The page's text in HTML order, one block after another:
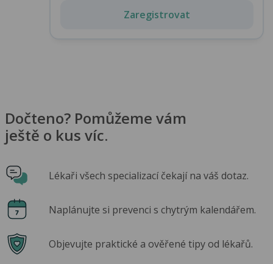
Zaregistrovat
Dočteno? Pomůžeme vám
ještě o kus víc.
Lékaři všech specializací čekají na váš dotaz.
Naplánujte si prevenci s chytrým kalendářem.
Objevujte praktické a ověřené tipy od lékařů.